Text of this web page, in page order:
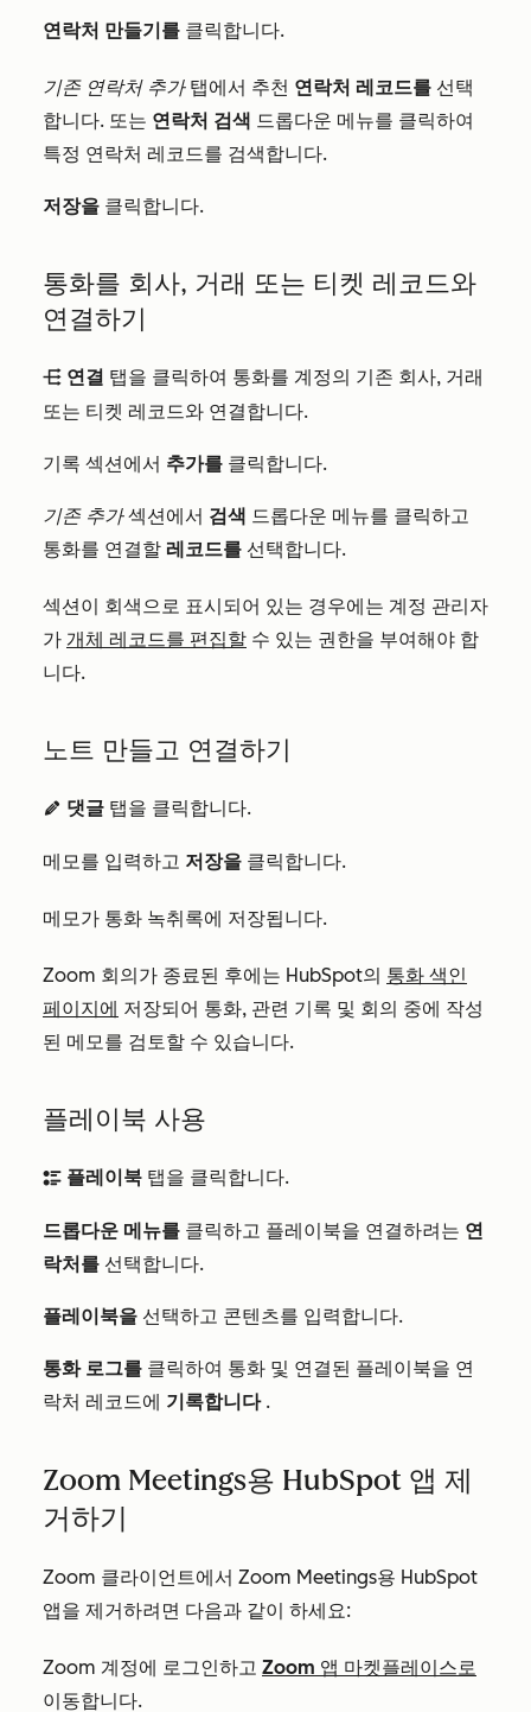
연락처 만들기를 클릭합니다.
기존 연락처 추가 탭에서 추천 연락처 레코드를 선택
합니다. 또는 연락처 검색 드롭다운 메뉴를 클릭하여
특정 연락처 레코드를 검색합니다.
저장을 클릭합니다.
통화를 회사, 거래 또는 티켓 레코드와
연결하기
objectAssociations 연결 탭을 클릭하여 통화를 계정의 기존 회사, 거래
또는 티켓 레코드와 연결합니다.
기록 섹션에서 추가를 클릭합니다.
기존 추가섹션에서 검색 드롭다운 메뉴를 클릭하고
통화를 연결할 레코드를 선택합니다.
섹션이 회색으로 표시되어 있는 경우에는 계정 관리자
가 개체 레코드를 편집할 수 있는 권한을 부여해야 합
니다.
노트 만들고 연결하기
edit 댓글 탭을 클릭합니다.
메모를 입력하고 저장을 클릭합니다.
메모가 통화 녹취록에 저장됩니다.
Zoom 회의가 종료된 후에는 HubSpot의 통화 색인
페이지에 저장되어 통화, 관련 기록 및 회의 중에 작성
된 메모를 검토할 수 있습니다.
플레이북 사용
bulletList 플레이북 탭을 클릭합니다.
드롭다운 메뉴를 클릭하고 플레이북을 연결하려는 연
락처를 선택합니다.
플레이북을 선택하고 콘텐츠를 입력합니다.
통화 로그를 클릭하여 통화 및 연결된 플레이북을 연
락처 레코드에 기록합니다 .
Zoom Meetings용 HubSpot 앱 제
거하기
Zoom 클라이언트에서 Zoom Meetings용 HubSpot
앱을 제거하려면 다음과 같이 하세요:
Zoom 계정에 로그인하고 Zoom 앱 마켓플레이스로
이동합니다.